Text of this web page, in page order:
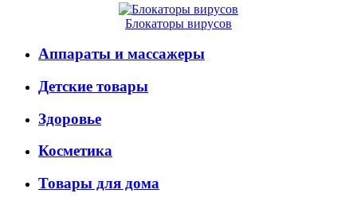
Блокаторы вирусов
Аппараты и массажеры
Детские товары
Здоровье
Косметика
Товары для дома